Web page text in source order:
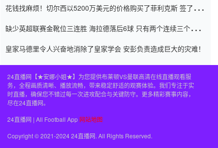
花钱找麻烦！切尔西以5200万美元的价格购买了菲利克斯 签了7年
缺少英超联赛金靴位三连胜 海拉德落后6球 只有两个连续三个连续
皇家马德里令人兴奋地消除了皇家学会 安彭负责造成巨大的灾难！
24直播网【★安娜小姐★】为您提供布莱顿VS曼联高清在线直播观看服
务，全程画质清晰、播放流畅，带来稳定舒适的观赛体验。我们专注于实
时直播，确保您不错过每一次进攻配合与关键防守。更多精彩赛事内容，
尽在24直播网。
24直播网 | All Football App 网站地图
Copyright © 2021-2024 24直播网. All Rights Reserved.